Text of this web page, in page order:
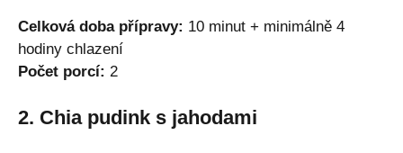
Celková doba přípravy: 10 minut + minimálně 4
hodiny chlazení
Počet porcí: 2
2. Chia pudink s jahodami